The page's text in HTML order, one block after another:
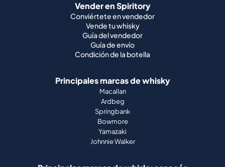
Vender en Spiritory
Conviértete en vendedor
Vende tu whisky
Guía del vendedor
Guía de envío
Condición de la botella
Principales marcas de whisky
Macallan
Ardbeg
Springbank
Bowmore
Yamazaki
Johnnie Walker